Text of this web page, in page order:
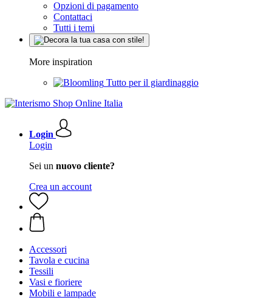
Opzioni di pagamento
Contattaci
Tutti i temi
More inspiration
Tutto per il giardinaggio
Login
Login
Sei un nuovo cliente?
Crea un account
Accessori
Tavola e cucina
Tessili
Vasi e fioriere
Mobili e lampade